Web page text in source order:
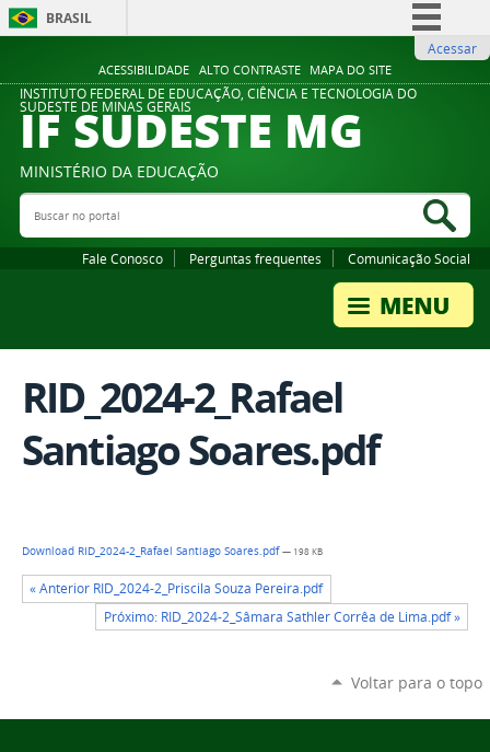
ACESSIBILIDADE ALTO CONTRASTE MAPA DO SITE
BRASIL
Comunica BR
Participe
Legislação
Acessar
INSTITUTO FEDERAL DE EDUCAÇÃO, CIÊNCIA E TECNOLOGIA DO
SUDESTE DE MINAS GERAIS
IF SUDESTE MG
MINISTÉRIO DA EDUCAÇÃO
Buscar no portal
Fale Conosco Perguntas frequentes Comunicação Social
RID_2024-2_Rafael
Santiago Soares.pdf
Download RID_2024-2_Rafael Santiago Soares.pdf— 198 KB
« Anterior RID_2024-2_Priscila Souza Pereira.pdf
Próximo: RID_2024-2_Sâmara Sathler Corrêa de Lima.pdf »
Voltar para o topo